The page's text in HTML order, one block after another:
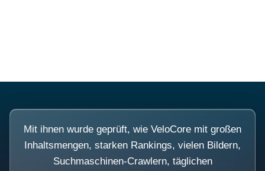
Mit ihnen wurde geprüft, wie VeloCore mit großen
Inhaltsmengen, starken Rankings, vielen Bildern,
Suchmaschinen-Crawlern, täglichen